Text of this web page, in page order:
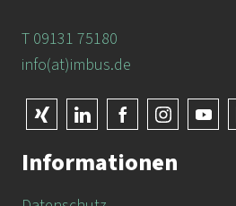
T 09131 75180
info(at)imbus.de
Informationen